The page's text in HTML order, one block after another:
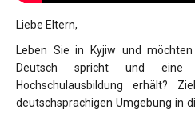
Liebe Eltern,
Leben Sie in Kyjiw und
Deutsch spricht und eine
Hochschulausbildung erhält?
deutschsprachigen Umgebung in